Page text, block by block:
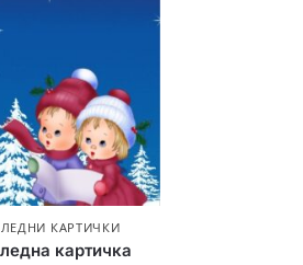
КАРТИЧКИ
картичка